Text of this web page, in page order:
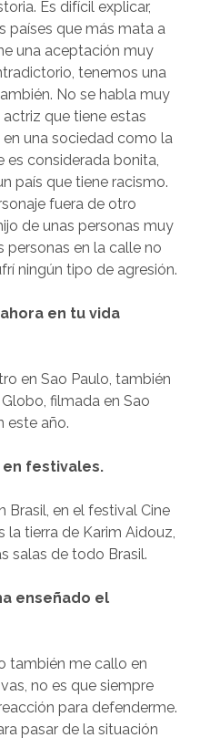
Es difícil explicar,
países que más mata a
una aceptación muy
tenemos una
No se habla muy
que tiene estas
una sociedad como la
es considerada bonita,
país que tiene racismo.
fuera de otro
de unas personas muy
personas en la calle no
ningún tipo de agresión.
en tu vida
en Sao Paulo, también
filmada en Sao
este año.
en festivales.
Brasil, en el festival Cine
la tierra de Karim Aidouz,
salas de todo Brasil.
enseñado el
también me callo en
no es que siempre
para defenderme.
pasar de la situación